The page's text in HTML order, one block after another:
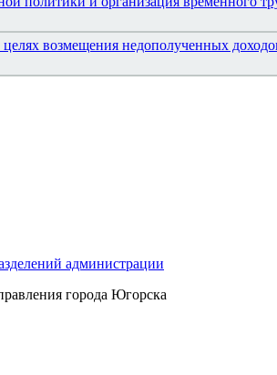
возмещения недополученных
администрации
города Югорска